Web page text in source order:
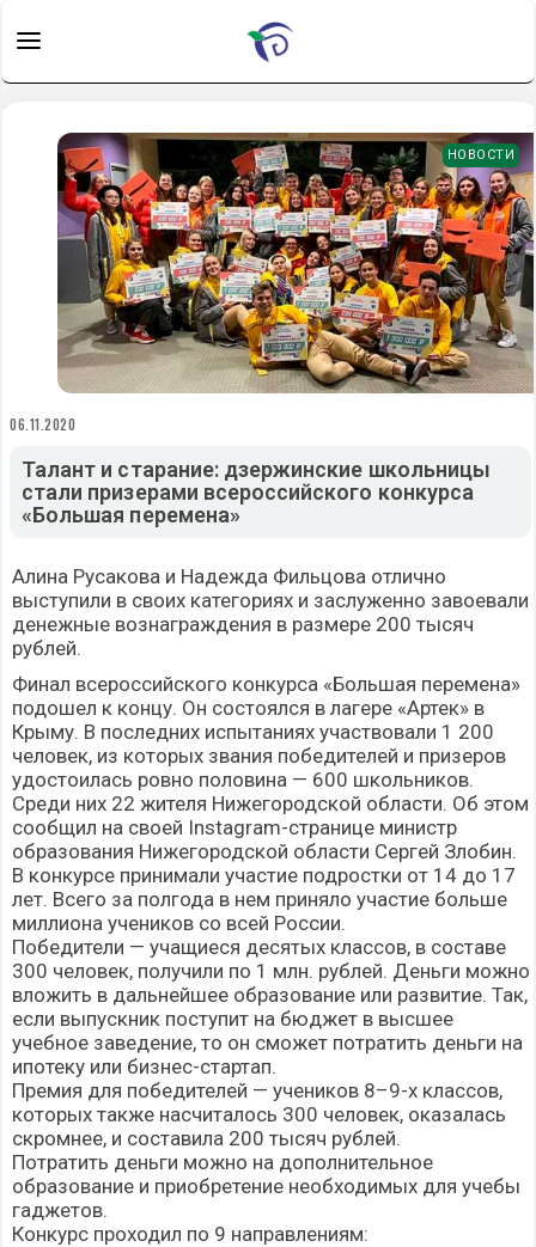
НОВОСТИ
06.11.2020
Талант и старание: дзержинские школьницы
стали призерами всероссийского конкурса
«Большая перемена»
Алина Русакова и Надежда Фильцова отлично
выступили в своих категориях и заслуженно завоевали
денежные вознаграждения в размере 200 тысяч
рублей.
Финал всероссийского конкурса «Большая перемена»
подошел к концу. Он состоялся в лагере «Артек» в
Крыму. В последних испытаниях участвовали 1 200
человек, из которых звания победителей и призеров
удостоилась ровно половина — 600 школьников.
Среди них 22 жителя Нижегородской области. Об этом
сообщил на своей Instagram-странице министр
образования Нижегородской области Сергей Злобин.
В конкурсе принимали участие подростки от 14 до 17
лет. Всего за полгода в нем приняло участие больше
миллиона учеников со всей России.
Победители — учащиеся десятых классов, в составе
300 человек, получили по 1 млн. рублей. Деньги можно
вложить в дальнейшее образование или развитие. Так,
если выпускник поступит на бюджет в высшее
учебное заведение, то он сможет потратить деньги на
ипотеку или бизнес-стартап.
Премия для победителей — учеников 8–9-х классов,
которых также насчиталось 300 человек, оказалась
скромнее, и составила 200 тысяч рублей.
Потратить деньги можно на дополнительное
образование и приобретение необходимых для учебы
гаджетов.
Конкурс проходил по 9 направлениям: